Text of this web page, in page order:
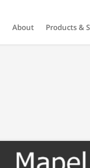
About Products &